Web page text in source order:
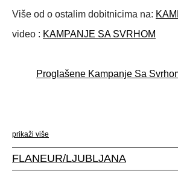
Više od o ostalim dobitnicima na:
video : KAMPANJE SA SVRHOM
Proglašene Kampanje Sa
prikaži više
FLANEUR/LJUBLJANA